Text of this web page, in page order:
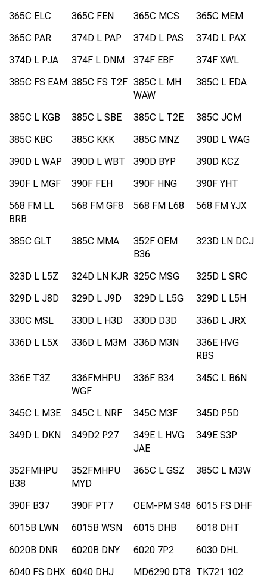
365C ELC 365C FEN 365C MCS
365C MEM
365C PAR
374D L PAP 374D L PAS
374D L PAX
374D L PJA
374F L DNM 374F EBF
374F XWL
385C FS EAM 385C FS T2F 385C L MH
WAW
385C L EDA
385C L KGB 385C L SBE 385C L T2E
385C JCM
385C KBC
385C KKK 385C MNZ
390D L WAG
390D L WAP
390D L WBT 390D BYP
390D KCZ
390F L MGF
390F FEH 390F HNG
390F YHT
568 FM LL
BRB
568 FM GF8 568 FM L68 568 FM YJX
385C GLT 385C MMA
352F OEM
B36
323D LN DCJ
323D L L5Z 324D LN KJR 325C MSG
325D L SRC
329D L J8D
329D L J9D 329D L L5G
329D L L5H
330C MSL
330D L H3D 330D D3D
336D L JRX
336D L L5X
336D L M3M 336D M3N
336E HVG
RBS
336E T3Z
336FMHPU
WGF
336F B34 345C L B6N
345C L M3E 345C L NRF 345C M3F
345D P5D
349D L DKN
349D2 P27
349E L HVG
JAE
349E S3P
352FMHPU
B38
352FMHPU
MYD
365C L GSZ 385C L M3W
390F B37 390F PT7 OEM-PM S48 6015 FS DHF
6015B LWN
6015B WSN 6015 DHB
6018 DHT
6020B DNR
6020B DNY 6020 7P2
6030 DHL
6040 FS DHX 6040 DHJ MD6290 DT8 TK721 102